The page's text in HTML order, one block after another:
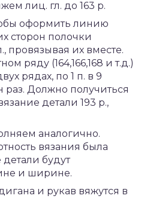
лиц. гл. до 163 р.
оформить линию
сторон полочки
провязывая их вместе.
ряду (164,166,168 и т.д.)
рядах, по 1 п. в 9
раз. Должно получиться
детали 193 р.,
аналогично.
вязания была
будут
и ширине.
и рукав вяжутся в